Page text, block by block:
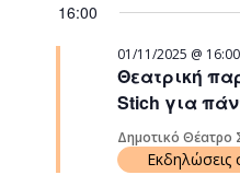
16:00
Θεατρική
Stich για
01/11/2025 @ 16:00
Δημοτικό Θέατρο
Εκδηλώσεις